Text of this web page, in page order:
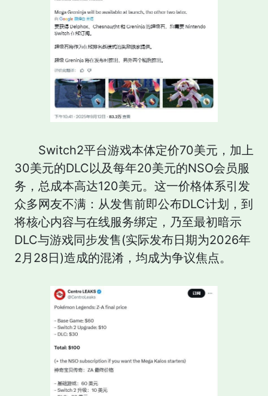
Switch2平台游戏本体定价70美元，加上
30美元的DLC以及每年20美元的NSO会员服
务，总成本高达120美元。这一价格体系引发
众多网友不满：从发售前即公布DLC计划，到
将核心内容与在线服务绑定，乃至最初暗示
DLC与游戏同步发售(实际发布日期为2026年
2月28日)造成的混淆，均成为争议焦点。